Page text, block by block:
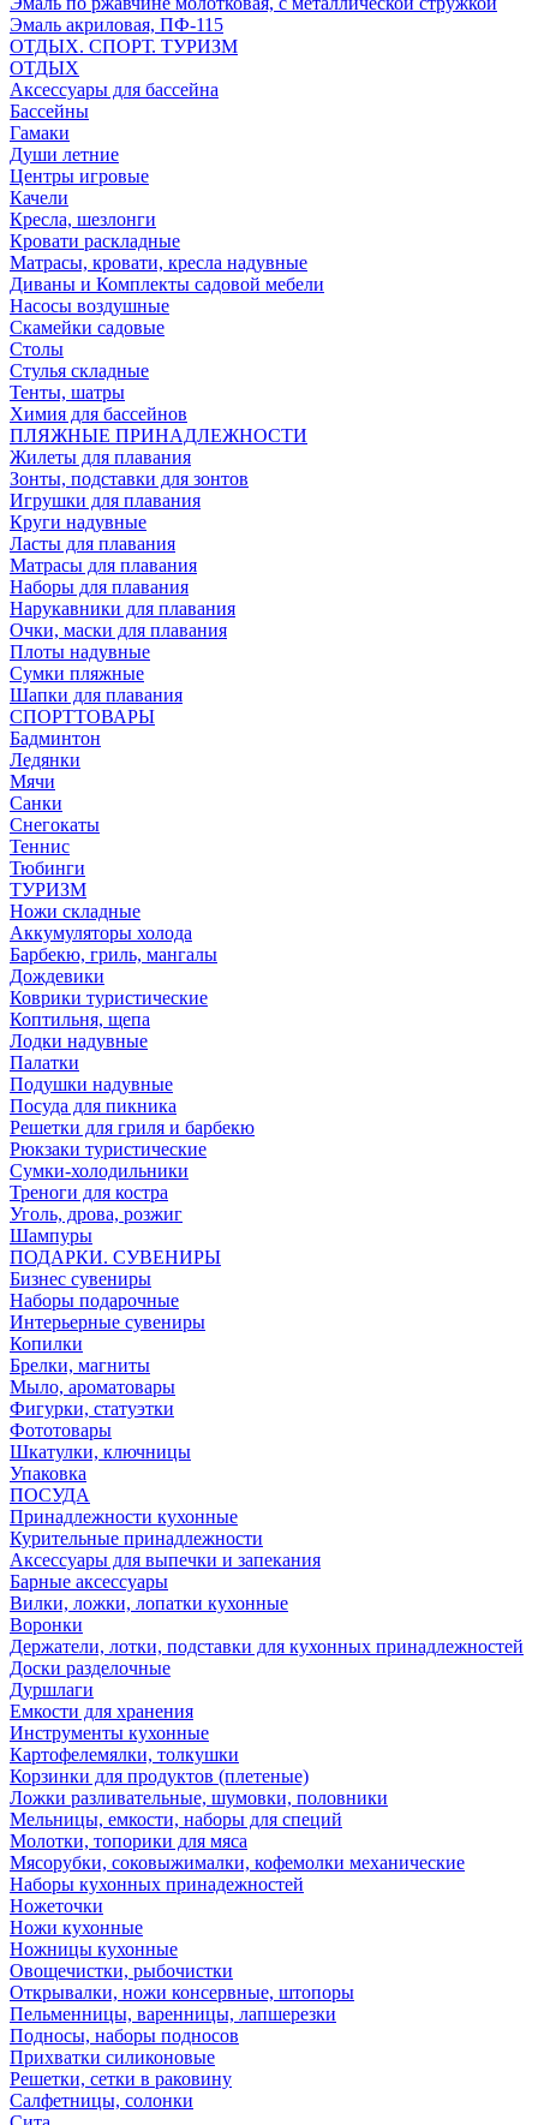
Эмаль акриловая, ПФ-115
ОТДЫХ. СПОРТ. ТУРИЗМ
ОТДЫХ
Аксессуары для бассейна
Бассейны
Гамаки
Души летние
Центры игровые
Качели
Кресла, шезлонги
Кровати раскладные
Матрасы, кровати, кресла надувные
Диваны и Комплекты садовой мебели
Насосы воздушные
Скамейки садовые
Столы
Стулья складные
Тенты, шатры
Химия для бассейнов
ПЛЯЖНЫЕ ПРИНАДЛЕЖНОСТИ
Жилеты для плавания
Зонты, подставки для зонтов
Игрушки для плавания
Круги надувные
Ласты для плавания
Матрасы для плавания
Наборы для плавания
Нарукавники для плавания
Очки, маски для плавания
Плоты надувные
Сумки пляжные
Шапки для плавания
СПОРТТОВАРЫ
Бадминтон
Ледянки
Мячи
Санки
Снегокаты
Теннис
Тюбинги
ТУРИЗМ
Ножи складные
Аккумуляторы холода
Барбекю, гриль, мангалы
Дождевики
Коврики туристические
Коптильня, щепа
Лодки надувные
Палатки
Подушки надувные
Посуда для пикника
Решетки для гриля и барбекю
Рюкзаки туристические
Сумки-холодильники
Треноги для костра
Уголь, дрова, розжиг
Шампуры
ПОДАРКИ. СУВЕНИРЫ
Бизнес сувениры
Наборы подарочные
Интерьерные сувениры
Копилки
Брелки, магниты
Мыло, ароматовары
Фигурки, статуэтки
Фототовары
Шкатулки, ключницы
Упаковка
ПОСУДА
Принадлежности кухонные
Курительные принадлежности
Аксессуары для выпечки и запекания
Барные аксессуары
Вилки, ложки, лопатки кухонные
Воронки
Держатели, лотки, подставки для кухонных принадлежностей
Доски разделочные
Дуршлаги
Емкости для хранения
Инструменты кухонные
Картофелемялки, толкушки
Корзинки для продуктов (плетеные)
Ложки разливательные, шумовки, половники
Мельницы, емкости, наборы для специй
Молотки, топорики для мяса
Мясорубки, соковыжималки, кофемолки механические
Наборы кухонных принадежностей
Ножеточки
Ножи кухонные
Ножницы кухонные
Овощечистки, рыбочистки
Открывалки, ножи консервные, штопоры
Пельменницы, варенницы, лапшерезки
Подносы, наборы подносов
Прихватки силиконовые
Решетки, сетки в раковину
Салфетницы, солонки